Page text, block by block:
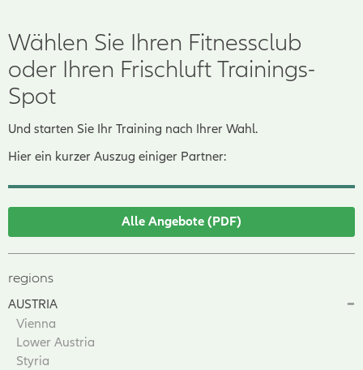
Wählen Sie Ihren Fitnessclub
oder Ihren Frischluft Trainings-
Spot
Und starten Sie Ihr Training nach Ihrer Wahl.
Hier ein kurzer Auszug einiger Partner:
Alle Angebote (PDF)
regions
AUSTRIA
Vienna
Lower Austria
Styria